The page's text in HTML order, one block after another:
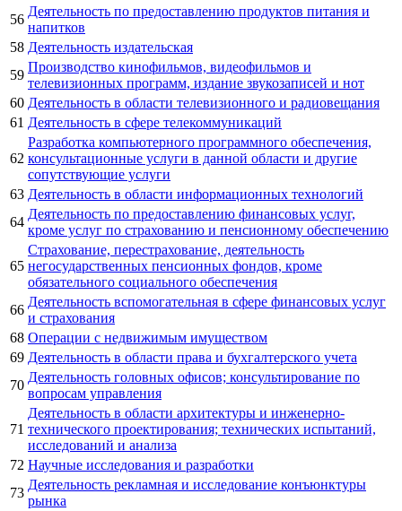
56
Деятельность по предоставлению продуктов питания и
напитков
58 Деятельность издательская
59
Производство кинофильмов, видеофильмов и
телевизионных программ, издание звукозаписей и нот
60 Деятельность в области телевизионного и радиовещания
61 Деятельность в сфере телекоммуникаций
62
Разработка компьютерного программного обеспечения,
консультационные услуги в данной области и другие
сопутствующие услуги
63 Деятельность в области информационных технологий
64
Деятельность по предоставлению финансовых услуг,
кроме услуг по страхованию и пенсионному обеспечению
65
Страхование, перестрахование, деятельность
негосударственных пенсионных фондов, кроме
обязательного социального обеспечения
66
Деятельность вспомогательная в сфере финансовых услуг
и страхования
68 Операции с недвижимым имуществом
69 Деятельность в области права и бухгалтерского учета
70
Деятельность головных офисов; консультирование по
вопросам управления
71
Деятельность в области архитектуры и инженерно-
технического проектирования; технических испытаний,
исследований и анализа
72 Научные исследования и разработки
73
Деятельность рекламная и исследование конъюнктуры
рынка